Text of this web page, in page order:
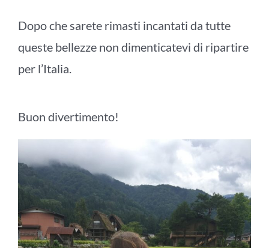
Dopo che sarete rimasti incantati da tutte
queste bellezze non dimenticatevi di ripartire
per l’Italia.
Buon divertimento!